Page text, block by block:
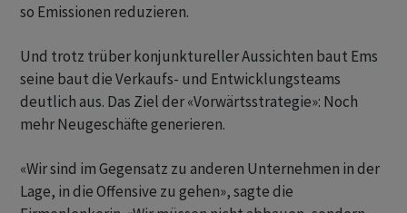
so Emissionen reduzieren.
Und trotz trüber konjunktureller Aussichten baut Ems
seine baut die Verkaufs- und Entwicklungsteams
deutlich aus. Das Ziel der «Vorwärtsstrategie»: Noch
mehr Neugeschäfte generieren.
«Wir sind im Gegensatz zu anderen Unternehmen in der
Lage, in die Offensive zu gehen», sagte die